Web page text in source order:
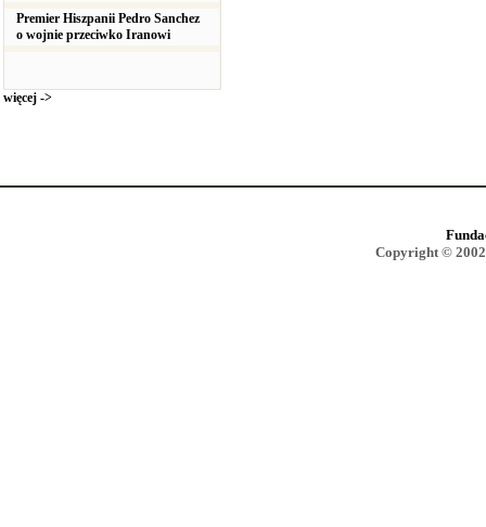
Premier Hiszpanii Pedro Sanchez
o wojnie przeciwko Iranowi
więcej ->
Copyright ©